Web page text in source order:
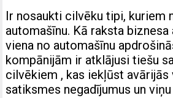
Ir nosaukti cilvēku tipi, kuriem
automašīnu. Kā raksta biznesa
viena no automašīnu
kompānijām ir atklājusi tiešu
cilvēkiem , kas iekļūst avārijās
satiksmes negadījumus un